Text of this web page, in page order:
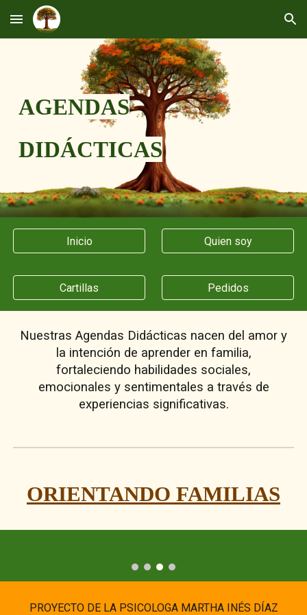
Skip to main content Skip to navigation
AGENDAS
DIDÁCTICAS
Inicio Quien soy
Cartillas Pedidos
Nuestras Agendas Didácticas nacen del amor y
la intención de aprender en familia,
fortaleciendo habilidades sociales,
emocionales y sentimentales a través de
experiencias significativas.
ORIENTANDO FAMILIAS
PROYECTO DE LA PSICOLOGA MARTHA INÉS DÍAZ